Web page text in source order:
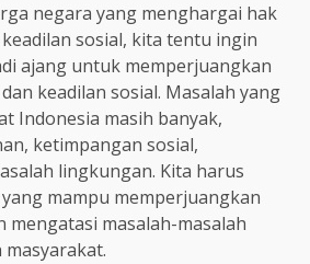
negara yang menghargai hak
sosial, kita tentu ingin
ajang untuk memperjuangkan
keadilan sosial. Masalah yang
Indonesia masih banyak,
ketimpangan sosial,
lingkungan. Kita harus
mampu memperjuangkan
mengatasi masalah-masalah